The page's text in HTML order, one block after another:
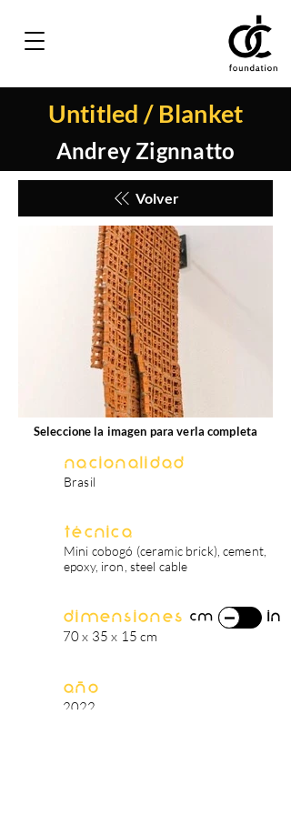
Untitled / Blanket
Andrey Zignnatto
Volver
Seleccione la imagen para verla completa
Nacionalidad
Brasil
Técnica
Mini cobogó (ceramic brick), cement,
epoxy, iron, steel cable
Dimensiones
70 x 35 x 15 cm
cm in
Año
2022